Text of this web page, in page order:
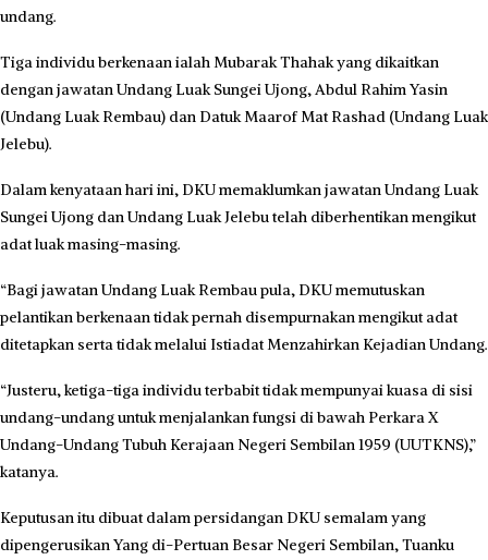
undang.
Tiga individu berkenaan ialah Mubarak Thahak yang dikaitkan
dengan jawatan Undang Luak Sungei Ujong, Abdul Rahim Yasin
(Undang Luak Rembau) dan Datuk Maarof Mat Rashad (Undang Luak
Jelebu).
Dalam kenyataan hari ini, DKU memaklumkan jawatan Undang Luak
Sungei Ujong dan Undang Luak Jelebu telah diberhentikan mengikut
adat luak masing-masing.
“Bagi jawatan Undang Luak Rembau pula, DKU memutuskan
pelantikan berkenaan tidak pernah disempurnakan mengikut adat
ditetapkan serta tidak melalui Istiadat Menzahirkan Kejadian Undang.
“Justeru, ketiga-tiga individu terbabit tidak mempunyai kuasa di sisi
undang-undang untuk menjalankan fungsi di bawah Perkara X
Undang-Undang Tubuh Kerajaan Negeri Sembilan 1959 (UUTKNS),”
katanya.
Keputusan itu dibuat dalam persidangan DKU semalam yang
dipengerusikan Yang di-Pertuan Besar Negeri Sembilan, Tuanku